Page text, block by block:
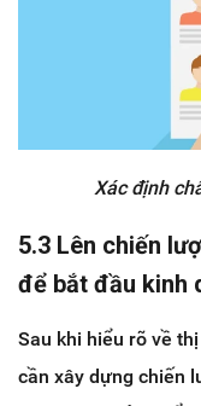
Xác định
5.3 Lên chiến
để bắt đầu kinh
Sau khi hiểu rõ về
cần xây dựng chiến